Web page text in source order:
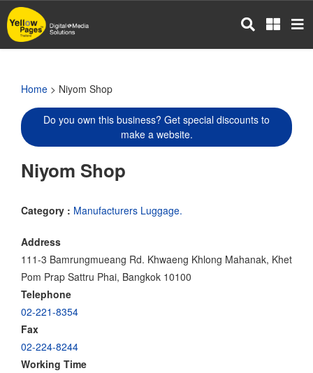
Skip
to
main
Home > Niyom Shop
Do you own this business? Get special discounts to
make a website.
Niyom Shop
Category : Manufacturers Luggage.
Address
111-3 Bamrungmueang Rd. Khwaeng Khlong Mahanak, Khet
Pom Prap Sattru Phai, Bangkok 10100
Telephone
02-221-8354
Fax
02-224-8244
Working Time